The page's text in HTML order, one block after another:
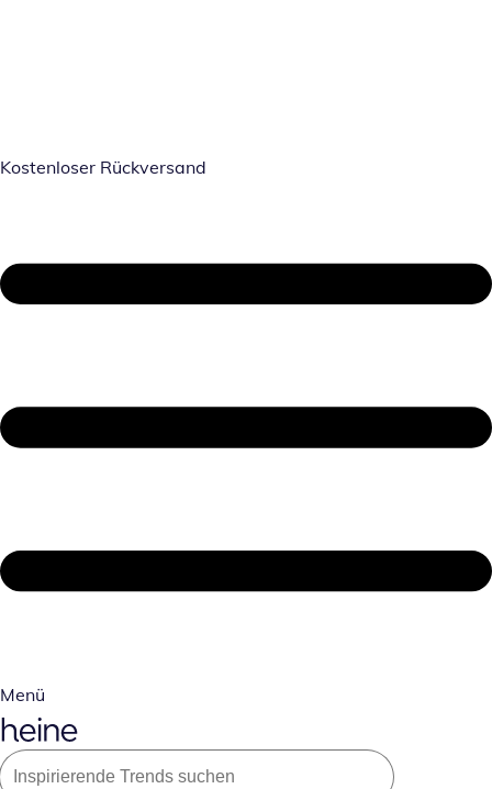
Kostenloser Rückversand
Menü